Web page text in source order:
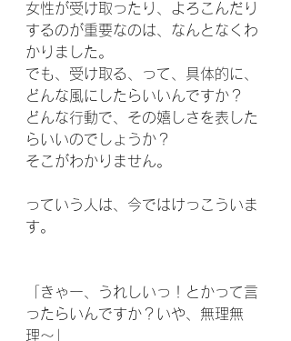
女性が受け取ったり、よろこんだり
するのが重要なのは、なんとなくわ
かりました。
でも、受け取る、って、具体的に、
どんな風にしたらいいんですか？
どんな行動で、その嬉しさを表した
らいいのでしょうか？
そこがわかりません。
っていう人は、今ではけっこういま
す。
「きゃー、うれしいっ！とかって言
ったらいんですか？いや、無理無
理〜」